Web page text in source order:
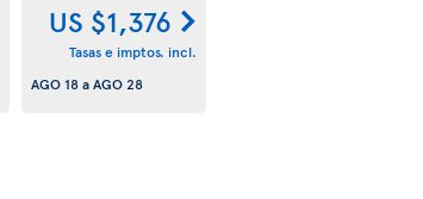
US $1,376
Tasas e imptos. incl.
AGO 18aAGO 28